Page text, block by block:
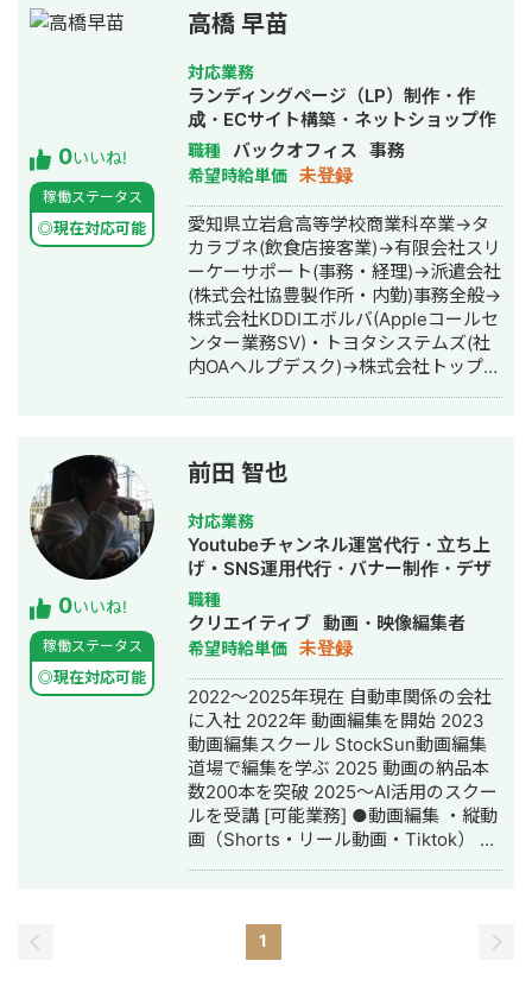
参画してきました。特に、AIを活用し
たSaaSや業務システムにおいて、画面
実装だけでなく、バックエンド処理、
運用を見据えた機能改善、既存機能と
の接続まで含めて対応できる点を強み
としています。 また、新規サービス立
ち上げの経験があり、インフラ・バッ
クエンド・フロントエンドを横断して
開発を進めてきました。AWS、
Terraform、CI/CDを含めた開発基盤の
整備にも対応可能で、PoC止まりでは
なく、本番運用を見据えたAI活用サー
ビスの実装支援が可能です。事業理解
を踏まえて要件を整理し、開発を前に
進めることを重視しています。
0いいね!
稼働ステータス
◎現在対応可能
高橋 早苗
対応業務
ランディングページ（LP）制作・作
成・ECサイト構築・ネットショップ作
成代行・SEO対策・新規事業立上・
SNS運用代行・事務代行・ホームペー
ジ制作・作成・バナー制作・デザイ
ン・ロゴデザイン・作成・動画制作・
動画編集・採用代行・AI活用
職種 バックオフィス 事務
希望時給単価 未登録
愛知県立岩倉高等学校商業科卒業→タ
カラブネ(飲食店接客業)→有限会社スリ
ーケーサポート(事務・経理)→派遣会社
(株式会社協豊製作所・内勤)事務全般→
株式会社KDDIエボルバ(Appleコールセ
ンター業務SV)・トヨタシステムズ(社
内OAヘルプデスク)→株式会社トップエ
をしています
0いいね!
稼働ステータス
◎現在対応可能
前田 智也
対応業務
Youtubeチャンネル運営代行・立ち上
げ・SNS運用代行・バナー制作・デザ
イン・動画制作・動画編集・AI活用
職種
クリエイティブ 動画・映像編集者
希望時給単価 未登録
2022〜2025年現在 自動車関係の会社
に入社 2022年 動画編集を開始 2023
動画編集スクール StockSun動画編集
道場で編集を学ぶ 2025 動画の納品本
数200本を突破 2025〜AI活用のスクー
ルを受講 [可能業務] ●動画編集 ・縦動
画（Shorts・リール動画・Tiktok） ・
ル] ・Canva pro ・Adobe premiere
Pro ・Adobe Photoshop ・
1